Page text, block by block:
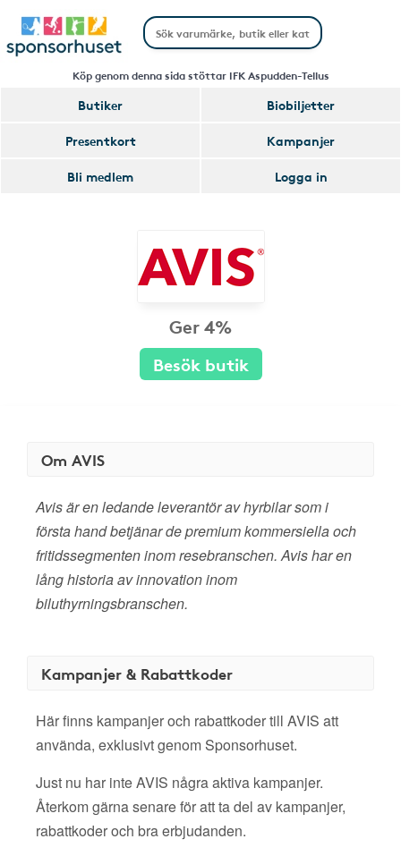
Köp genom denna sida stöttar IFK Aspudden-Tellus
Butiker
Biobiljetter
Presentkort
Kampanjer
Bli medlem
Logga in
Ger 4%
Besök butik
Om AVIS
Avis är en ledande leverantör av hyrbilar som i
första hand betjänar de premium kommersiella och
fritidssegmenten inom resebranschen. Avis har en
lång historia av innovation inom
biluthyrningsbranschen.
Kampanjer & Rabattkoder
Här finns kampanjer och rabattkoder till AVIS att
använda, exklusivt genom Sponsorhuset.
Just nu har inte AVIS några aktiva kampanjer.
Återkom gärna senare för att ta del av kampanjer,
rabattkoder och bra erbjudanden.